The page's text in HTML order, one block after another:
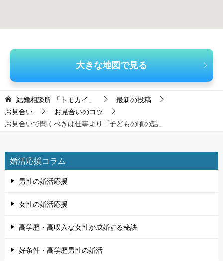
大きな地図で見る
結婚相談所 「トモカイ」
最新の投稿
お見合い
お見合いのコツ
お見合いで聞くべきは仕事より「子どもの頃の話」
婚活応援コラム
男性の婚活応援
女性の婚活応援
高学歴・高収入な女性が成婚する秘訣
好条件・高学歴男性の婚活